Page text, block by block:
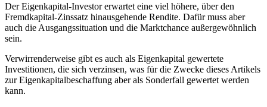
Der Eigenkapital-Investor erwartet eine viel höhere, über den
Fremdkapital-Zinssatz hinausgehende Rendite. Dafür muss aber
auch die Ausgangssituation und die Marktchance außergewöhnlich
sein.
Verwirrenderweise gibt es auch als Eigenkapital gewertete
Investitionen, die sich verzinsen, was für die Zwecke dieses Artikels
zur Eigenkapitalbeschaffung aber als Sonderfall gewertet werden
kann.